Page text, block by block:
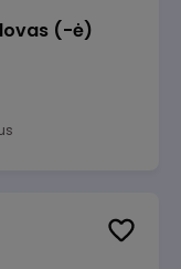
(-ė)